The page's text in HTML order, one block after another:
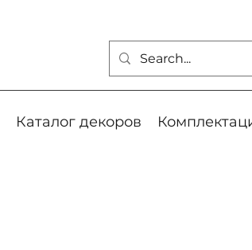
Каталог декоров